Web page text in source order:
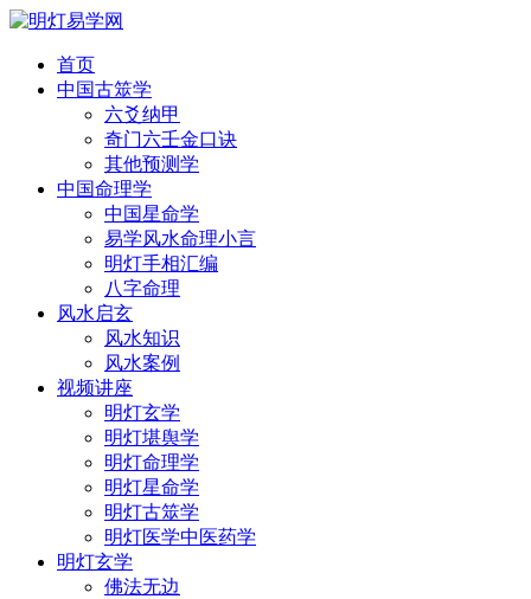
首页
中国古筮学
六爻纳甲
奇门六壬金口诀
其他预测学
中国命理学
中国星命学
易学风水命理小言
明灯手相汇编
八字命理
风水启玄
风水知识
风水案例
视频讲座
明灯玄学
明灯堪舆学
明灯命理学
明灯星命学
明灯古筮学
明灯医学中医药学
明灯玄学
佛法无边